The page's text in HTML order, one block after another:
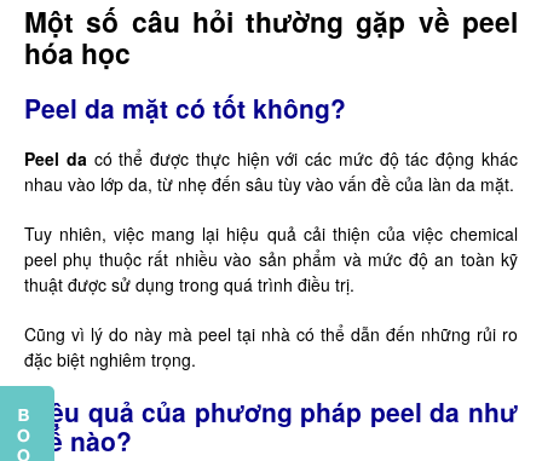
Một số câu hỏi thường gặp về peel
hóa học
Peel da mặt có tốt không?
Peel dacó thể được thực hiện với các mức độ tác động khác
nhau vào lớp da, từ nhẹ đến sâu tùy vào vấn đề của làn da mặt.
Tuy nhiên, việc mang lại hiệu quả cải thiện của việc chemical
peel phụ thuộc rất nhiều vào sản phẩm và mức độ an toàn kỹ
thuật được sử dụng trong quá trình điều trị.
Cũng vì lý do này mà peel tại nhà có thể dẫn đến những rủi ro
đặc biệt nghiêm trọng.
Hiệu quả của phương pháp peel da như
thế nào?